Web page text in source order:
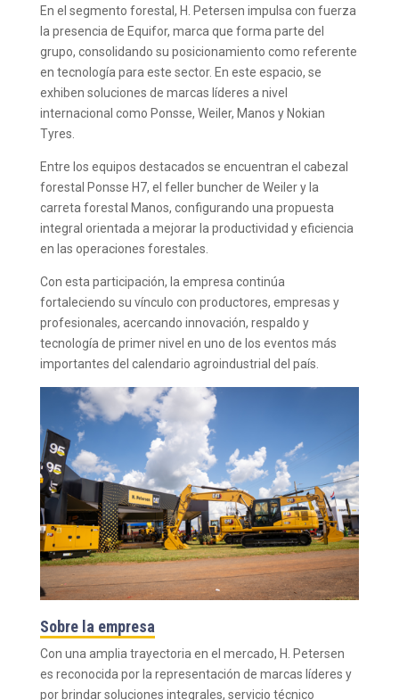
En el segmento forestal, H. Petersen impulsa con fuerza
la presencia de Equifor, marca que forma parte del
grupo, consolidando su posicionamiento como referente
en tecnología para este sector. En este espacio, se
exhiben soluciones de marcas líderes a nivel
internacional como Ponsse, Weiler, Manos y Nokian
Tyres.
Entre los equipos destacados se encuentran el cabezal
forestal Ponsse H7, el feller buncher de Weiler y la
carreta forestal Manos, configurando una propuesta
integral orientada a mejorar la productividad y eficiencia
en las operaciones forestales.
Con esta participación, la empresa continúa
fortaleciendo su vínculo con productores, empresas y
profesionales, acercando innovación, respaldo y
tecnología de primer nivel en uno de los eventos más
importantes del calendario agroindustrial del país.
Sobre la empresa
Con una amplia trayectoria en el mercado, H. Petersen
es reconocida por la representación de marcas líderes y
por brindar soluciones integrales, servicio técnico